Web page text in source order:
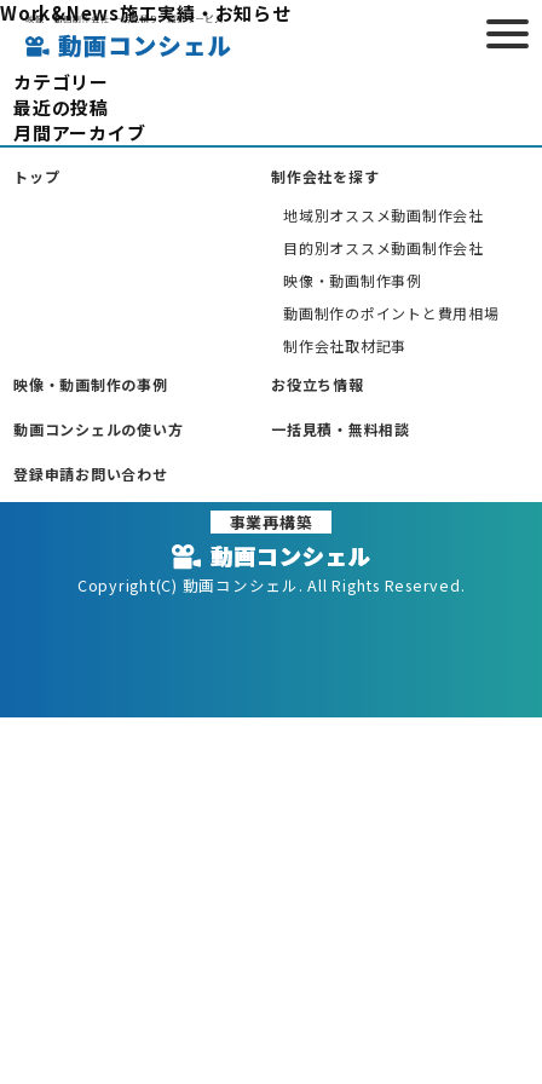
Work&News施工実績・お知らせ
HOME > 施工実績・お知らせ
カテゴリー
最近の投稿
月間アーカイブ
トップ
制作会社を探す
地域別オススメ動画制作会社
目的別オススメ動画制作会社
映像・動画制作事例
動画制作のポイントと費用相場
制作会社取材記事
映像・動画制作の事例
お役立ち情報
動画コンシェルの使い方 一括見積・無料相談
登録申請お問い合わせ
事業再構築
Copyright(C) 動画コンシェル. All Rights Reserved.